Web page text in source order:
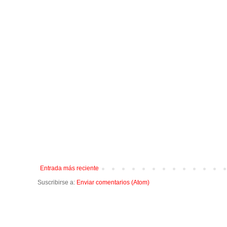
Entrada más reciente
Suscribirse a: Enviar comentarios (Atom)